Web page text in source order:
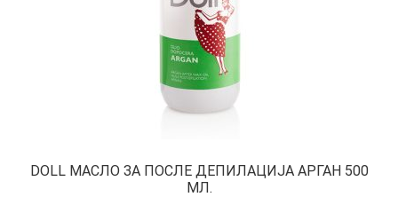
DOLL МАСЛО ЗА ПОСЛЕ ДЕПИЛАЦИЈА АРГАН 500
МЛ.